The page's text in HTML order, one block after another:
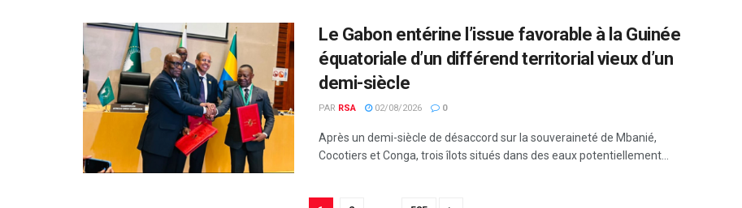
Le Gabon entérine l’issue favorable à la Guinée
équatoriale d’un différend territorial vieux d’un
demi-siècle
PAR RSA 02/08/2026 0
Après un demi-siècle de désaccord sur la souveraineté de Mbanié,
Cocotiers et Conga, trois îlots situés dans des eaux potentiellement...